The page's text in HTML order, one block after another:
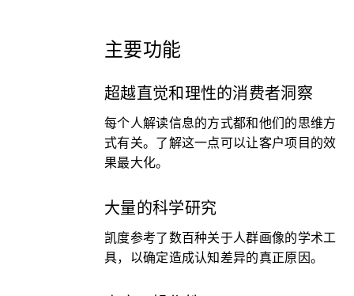
主要功能
超越直觉和理性的消费者洞察
每个人解读信息的方式都和他们的思维方
式有关。了解这一点可以让客户项目的效
果最大化。
大量的科学研究
凯度参考了数百种关于人群画像的学术工
具，以确定造成认知差异的真正原因。